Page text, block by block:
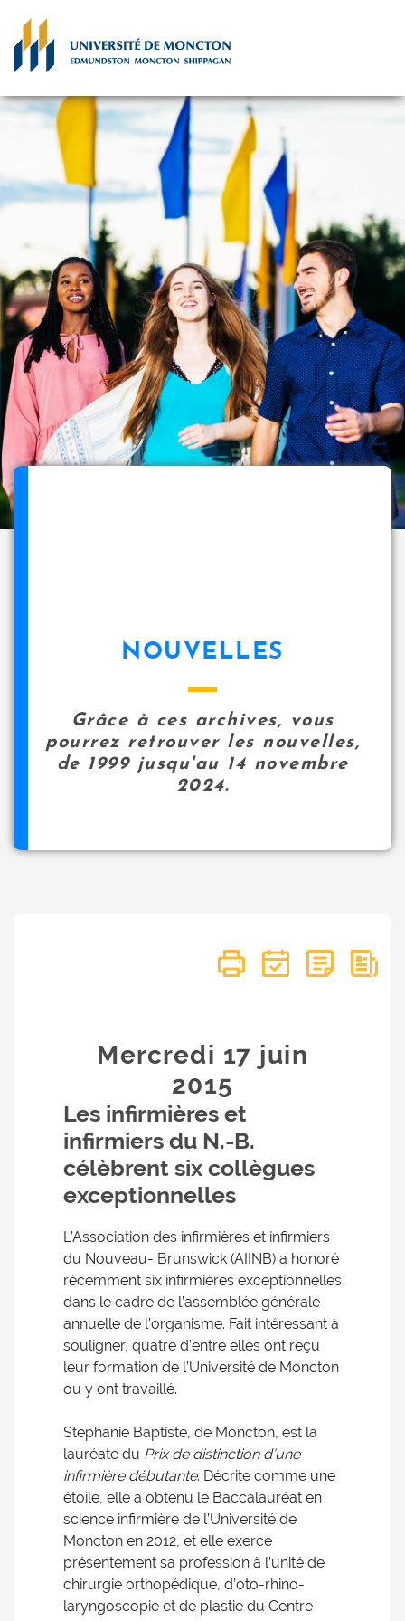
NOUVELLES
Grâce à ces archives, vous
pourrez retrouver les nouvelles,
de 1999 jusqu'au 14 novembre
2024.
Mercredi 17 juin
2015
Les infirmières et
infirmiers du N.-B.
célèbrent six collègues
exceptionnelles
L’Association des infirmières et infirmiers
du Nouveau- Brunswick (AIINB) a honoré
récemment six infirmières exceptionnelles
dans le cadre de l’assemblée générale
annuelle de l’organisme. Fait intéressant à
souligner, quatre d’entre elles ont reçu
leur formation de l’Université de Moncton
ou y ont travaillé.
Stephanie Baptiste, de Moncton, est la
lauréate du Prix de distinction d’une
infirmière débutante. Décrite comme une
étoile, elle a obtenu le Baccalauréat en
science infirmière de l’Université de
Moncton en 2012, et elle exerce
présentement sa profession à l’unité de
chirurgie orthopédique, d’oto-rhino-
laryngoscopie et de plastie du Centre